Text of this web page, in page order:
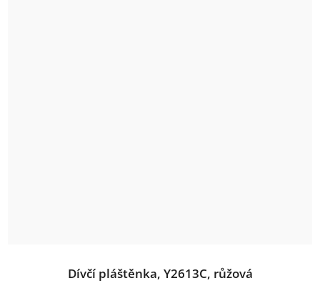
Dívčí pláštěnka, Y2613C, růžová